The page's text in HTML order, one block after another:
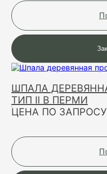
ШПАЛА
ТИП II В ПЕРМИ
ЦЕНА ПО ЗАПРОСУ